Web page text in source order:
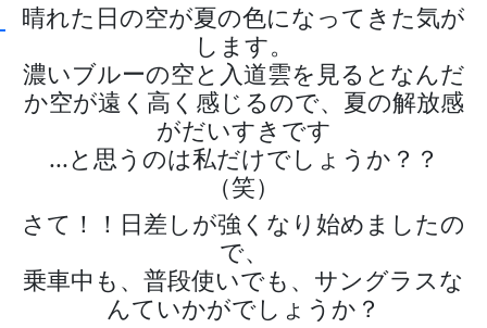
晴れた日の空が夏の色になってきた気が
します。
濃いブルーの空と入道雲を見るとなんだ
か空が遠く高く感じるので、夏の解放感
がだいすきです
...と思うのは私だけでしょうか？？
（笑）
さて！！日差しが強くなり始めましたの
で、
乗車中も、普段使いでも、サングラスな
んていかがでしょうか？